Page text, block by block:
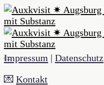
Impressum | Datenschutz
💌 Kontakt